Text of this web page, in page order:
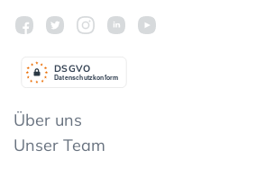
Datenschutzkonform
DSGVO
Über uns
Unser Team